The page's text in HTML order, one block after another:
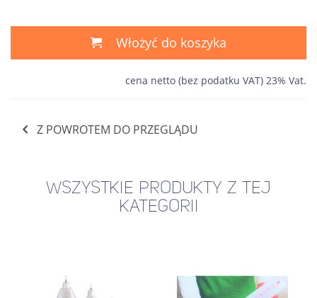
Włożyć do koszyka
cena netto (bez podatku VAT) 23% Vat.
Z POWROTEM DO PRZEGLĄDU
WSZYSTKIE PRODUKTY Z TEJ
KATEGORII